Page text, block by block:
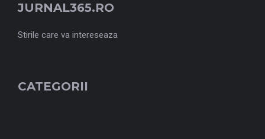
JURNAL365.RO
Stirile care va intereseaza
CATEGORII